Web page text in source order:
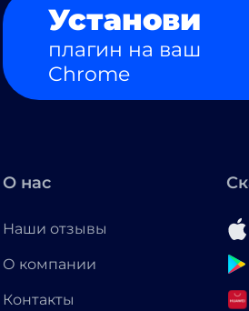
Установи
плагин на ваш
Chrome
О нас
Наши отзывы
О компании
Контакты